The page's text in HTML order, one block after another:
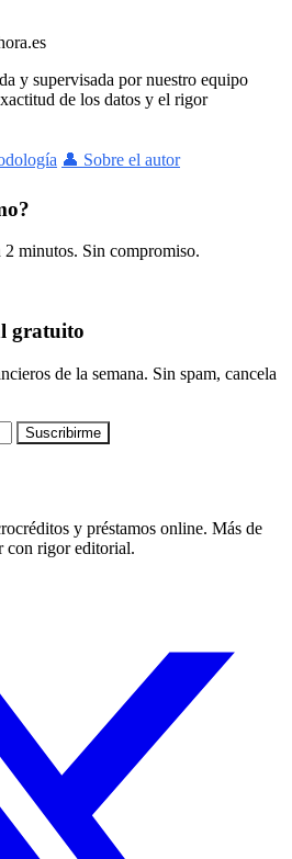
y supervisada por nuestro equipo
de los datos y el rigor
👤 Sobre el autor
minutos. Sin compromiso.
gratuito
de la semana. Sin spam, cancela
Suscribirme
y préstamos online. Más de
con rigor editorial.